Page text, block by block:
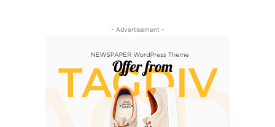
- Advertisement -